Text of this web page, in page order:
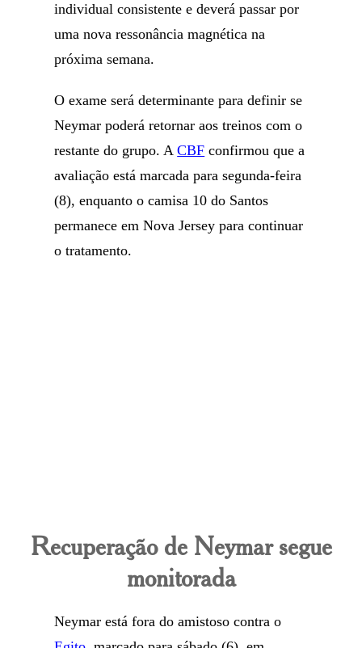
individual consistente e deverá passar por
uma nova ressonância magnética na
próxima semana.
O exame será determinante para definir se
Neymar poderá retornar aos treinos com o
restante do grupo. ACBF confirmou que a
avaliação está marcada para segunda-feira
(8), enquanto o camisa 10 do Santos
permanece em Nova Jersey para continuar
o tratamento.
Recuperação de Neymar segue
monitorada
Neymar está fora do amistoso contra o